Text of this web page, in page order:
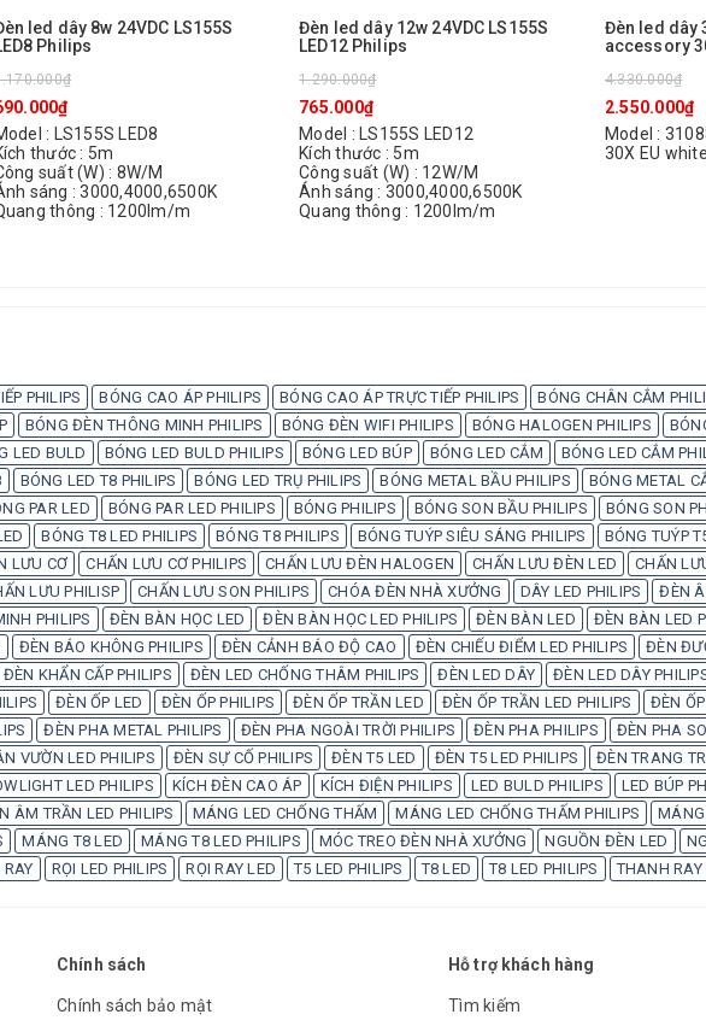
led dây 8w 24VDC LS155S
Philips
: LS155S LED8
thước : 5m
suất (W) : 8W/M
sáng : 3000,4000,6500K
thông : 1200lm/m
Đèn led dây 12w 24VDC LS155S
LED12 Philips
1.290.000₫
765.000₫
Model : LS155S LED12
Kích thước : 5m
Công suất (W) : 12W/M
Ánh sáng : 3000,4000,6500K
Quang thông : 1200lm/m
Đèn led dây
accessory
4.330.000₫
2.550.000₫
Model :
30X EU white
PHILIPS BÓNG CAO ÁP PHILIPS BÓNG CAO ÁP TRỰC TIẾP PHILIPS BÓNG CHÂN CẮM
BÓNG ĐÈN THÔNG MINH PHILIPS BÓNG ĐÈN WIFI PHILIPS BÓNG HALOGEN PHILIPS
LED BULD BÓNG LED BULD PHILIPS BÓNG LED BÚP BÓNG LED CẮM BÓNG LED CẮM
BÓNG LED T8 PHILIPS BÓNG LED TRỤ PHILIPS BÓNG METAL BẦU PHILIPS BÓNG METAL
PAR LED BÓNG PAR LED PHILIPS BÓNG PHILIPS BÓNG SON BẦU PHILIPS BÓNG SON
BÓNG T8 LED PHILIPS BÓNG T8 PHILIPS BÓNG TUÝP SIÊU SÁNG PHILIPS BÓNG TUÝP
LƯU CƠ CHẤN LƯU CƠ PHILIPS CHẤN LƯU ĐÈN HALOGEN CHẤN LƯU ĐÈN LED CHẤN
LƯU PHILISP CHẤN LƯU SON PHILIPS CHÓA ĐÈN NHÀ XƯỞNG DÂY LED PHILIPS ĐÈN
PHILIPS ĐÈN BÀN HỌC LED ĐÈN BÀN HỌC LED PHILIPS ĐÈN BÀN LED ĐÈN BÀN LED
ĐÈN BÁO KHÔNG PHILIPS ĐÈN CẢNH BÁO ĐỘ CAO ĐÈN CHIẾU ĐIỂM LED PHILIPS ĐÈN
ĐÈN KHẨN CẤP PHILIPS ĐÈN LED CHỐNG THÂM PHILIPS ĐÈN LED DÂY ĐÈN LED DÂY
ĐÈN ỐP LED ĐÈN ỐP PHILIPS ĐÈN ỐP TRẦN LED ĐÈN ỐP TRẦN LED PHILIPS ĐÈN
ĐÈN PHA METAL PHILIPS ĐÈN PHA NGOÀI TRỜI PHILIPS ĐÈN PHA PHILIPS ĐÈN PHA
VƯỜN LED PHILIPS ĐÈN SỰ CỐ PHILIPS ĐÈN T5 LED ĐÈN T5 LED PHILIPS ĐÈN TRANG
LED PHILIPS KÍCH ĐÈN CAO ÁP KÍCH ĐIỆN PHILIPS LED BULD PHILIPS LED BÚP
ÂM TRẦN LED PHILIPS MÁNG LED CHỐNG THẤM MÁNG LED CHỐNG THẤM PHILIPS
MÁNG T8 LED MÁNG T8 LED PHILIPS MÓC TREO ĐÈN NHÀ XƯỞNG NGUỒN ĐÈN LED
RỌI LED PHILIPS RỌI RAY LED T5 LED PHILIPS T8 LED T8 LED PHILIPS THANH RAY
Chính sách
Chính sách bảo mật
Hỗ trợ khách hàng
Tìm kiếm